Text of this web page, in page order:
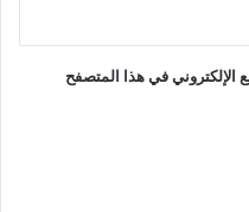
الإلكتروني في هذا المتصفح